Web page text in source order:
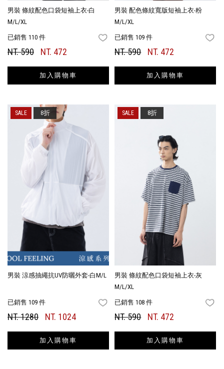
男裝 條紋配色口袋短袖上衣-白
M/L/XL
已銷售 110 件 FAVORITES
NT. 590 NT. 472
加入購物車
男裝 配色條紋寬版短袖上衣-粉
M/L/XL
已銷售 109 件
NT. 590 NT. 472
加入購物車
男裝 涼感抽繩抗UV防曬外套-白M/L
已銷售 109 件 FAVORITES
NT. 1280 NT. 1024
加入購物車
8折
男裝 條紋配色口袋短袖上衣-灰
M/L/XL
已銷售 108 件
NT. 590 NT. 472
加入購物車
8折